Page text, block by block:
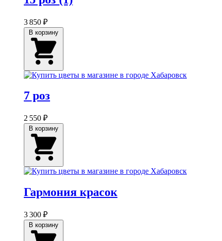
3 850 ₽
7 роз
2 550 ₽
Гармония красок
3 300 ₽